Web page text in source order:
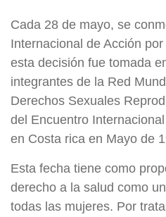
Cada 28 de mayo, se
Internacional de Acción
esta decisión fue tomada
integrantes de la Red
Derechos Sexuales
del Encuentro
en Costa rica en Mayo de
Esta fecha tiene como
derecho a la salud como
todas las mujeres. Por